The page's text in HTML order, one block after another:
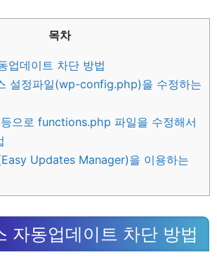
목차
업데이트 차단 방법
설정파일(wp-config.php)을 수정하는
으로 functions.php 파일을 수정해서
Updates Manager)을 이용하는
자동업데이트 차단 방법